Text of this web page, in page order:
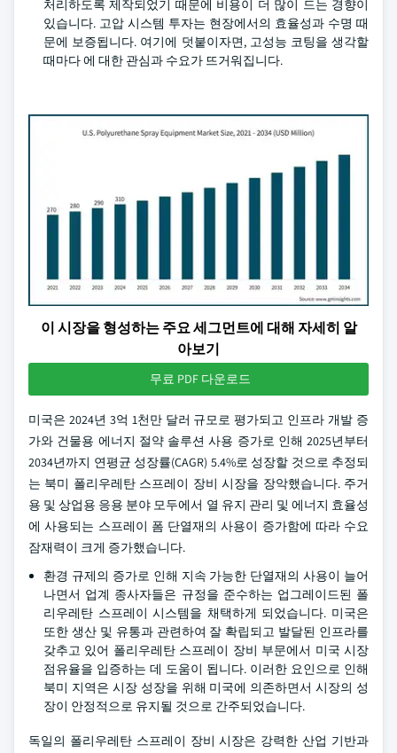
처리하도록 제작되었기 때문에 비용이 더 많이 드는 경향이
있습니다. 고압 시스템 투자는 현장에서의 효율성과 수명 때
문에 보증됩니다. 여기에 덧붙이자면, 고성능 코팅을 생각할
때마다 에 대한 관심과 수요가 뜨거워집니다.
이 시장을 형성하는 주요 세그먼트에 대해 자세히 알
아보기
무료 PDF 다운로드
미국은 2024년 3억 1천만 달러 규모로 평가되고 인프라 개발 증
가와 건물용 에너지 절약 솔루션 사용 증가로 인해 2025년부터
2034년까지 연평균 성장률(CAGR) 5.4%로 성장할 것으로 추정되
는 북미 폴리우레탄 스프레이 장비 시장을 장악했습니다. 주거
용 및 상업용 응용 분야 모두에서 열 유지 관리 및 에너지 효율성
에 사용되는 스프레이 폼 단열재의 사용이 증가함에 따라 수요
잠재력이 크게 증가했습니다.
환경 규제의 증가로 인해 지속 가능한 단열재의 사용이 늘어
나면서 업계 종사자들은 규정을 준수하는 업그레이드된 폴
리우레탄 스프레이 시스템을 채택하게 되었습니다. 미국은
또한 생산 및 유통과 관련하여 잘 확립되고 발달된 인프라를
갖추고 있어 폴리우레탄 스프레이 장비 부문에서 미국 시장
점유율을 입증하는 데 도움이 됩니다. 이러한 요인으로 인해
북미 지역은 시장 성장을 위해 미국에 의존하면서 시장의 성
장이 안정적으로 유지될 것으로 간주되었습니다.
독일의 폴리우레탄 스프레이 장비 시장은 강력한 산업 기반과